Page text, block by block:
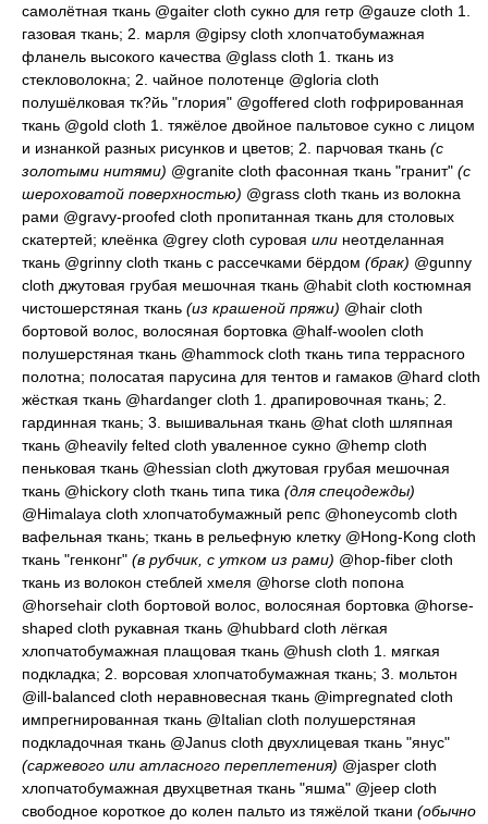
самолётная ткань @gaiter cloth сукно для гетр @gauze cloth 1.
газовая ткань; 2. марля @gipsy cloth хлопчатобумажная
фланель высокого качества @glass cloth 1. ткань из
стекловолокна; 2. чайное полотенце @gloria cloth
полушёлковая тк?йь "глория" @goffered cloth гофрированная
ткань @gold cloth 1. тяжёлое двойное пальтовое сукно с лицом
и изнанкой разных рисунков и цветов; 2. парчовая ткань (с
золотыми нитями) @granite cloth фасонная ткань "гранит" (с
шероховатой поверхностью) @grass cloth ткань из волокна
рами @gravy-proofed cloth пропитанная ткань для столовых
скатертей; клеёнка @grey cloth суровая или неотделанная
ткань @grinny cloth ткань с рассечками бёрдом (брак) @gunny
cloth джутовая грубая мешочная ткань @habit cloth костюмная
чистошерстяная ткань (из крашеной пряжи) @hair cloth
бортовой волос, волосяная бортовка @half-woolen cloth
полушерстяная ткань @hammock cloth ткань типа террасного
полотна; полосатая парусина для тентов и гамаков @hard cloth
жёсткая ткань @hardanger cloth 1. драпировочная ткань; 2.
гардинная ткань; 3. вышивальная ткань @hat cloth шляпная
ткань @heavily felted cloth уваленное сукно @hemp cloth
пеньковая ткань @hessian cloth джутовая грубая мешочная
ткань @hickory cloth ткань типа тика (для спецодежды)
@Himalaya cloth хлопчатобумажный репс @honeycomb cloth
вафельная ткань; ткань в рельефную клетку @Hong-Kong cloth
ткань "генконг" (в рубчик, с утком из рами) @hop-fiber cloth
ткань из волокон стеблей хмеля @horse cloth попона
@horsehair cloth бортовой волос, волосяная бортовка @horse-
shaped cloth рукавная ткань @hubbard cloth лёгкая
хлопчатобумажная плащовая ткань @hush cloth 1. мягкая
подкладка; 2. ворсовая хлопчатобумажная ткань; 3. мольтон
@ill-balanced cloth неравновесная ткань @impregnated cloth
импрегнированная ткань @Italian cloth полушерстяная
подкладочная ткань @Janus cloth двухлицевая ткань "янус"
(саржевого или атласного переплетения) @jasper cloth
хлопчатобумажная двухцветная ткань "яшма" @jeep cloth
свободное короткое до колен пальто из тяжёлой ткани (обычно